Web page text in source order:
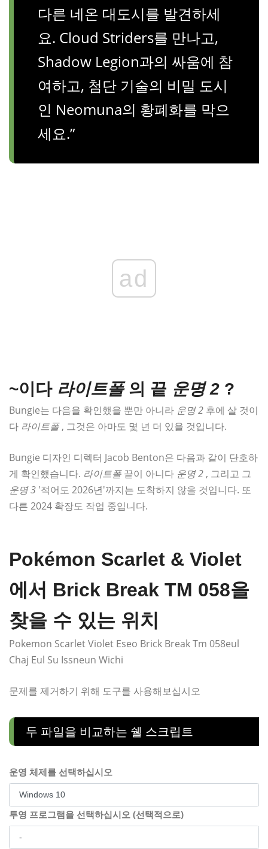
다른 네온 대도시를 발견하세
요. Cloud Striders를 만나고,
Shadow Legion과의 싸움에 참
여하고, 첨단 기술의 비밀 도시
인 Neomuna의 황폐화를 막으
세요.”
ad
~이다 라이트폴의 끝 운명 2 ?
Bungie는 다음을 확인했을 뿐만 아니라 운명 2 후에 살 것이
다 라이트폴, 그것은 아마도 몇 년 더 있을 것입니다.
Bungie 디자인 디렉터 Jacob Benton은 다음과 같이 단호하
게 확인했습니다. 라이트폴끝이 아니다 운명 2 , 그리고 그
운명 3 '적어도 2026년'까지는 도착하지 않을 것입니다. 또
다른 2024 확장도 작업 중입니다.
Pokémon Scarlet & Violet
에서 Brick Break TM 058을
찾을 수 있는 위치
Pokemon Scarlet Violet Eseo Brick Break Tm 058eul
Chaj Eul Su Issneun Wichi
문제를 제거하기 위해 도구를 사용해보십시오
두 파일을 비교하는 쉘 스크립트
운영 체제를 선택하십시오
투영 프로그램을 선택하십시오 (선택적으로)